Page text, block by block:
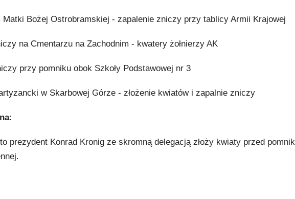
Matki Bożej Ostrobramskiej - zapalenie zniczy przy tablicy Armii Krajowej
na Cmentarzu na Zachodnim - kwatery żołnierzy AK
przy pomniku obok Szkoły Podstawowej nr 3
w Skarbowej Górze - złożenie kwiatów i zapalnie zniczy
prezydent Konrad Kronig ze skromną delegacją złoży kwiaty przed